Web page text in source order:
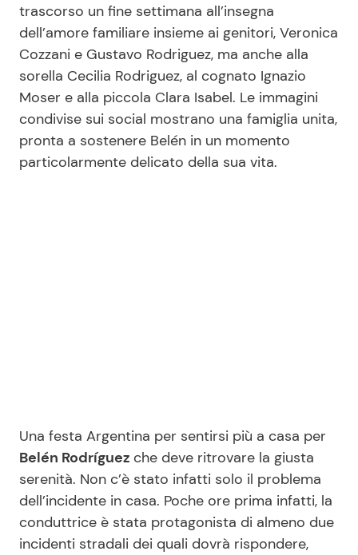
Salute
Viaggi e Turismo
Festività
Ricette Facili e Veloci
Ricette Feste
Ricette per Bambini
Pubblicità
Privacy Policy
trascorso un fine settimana all’insegna
dell’amore familiare insieme ai genitori, Veronica
Cozzani e Gustavo Rodriguez, ma anche alla
sorella Cecilia Rodriguez, al cognato Ignazio
Moser e alla piccola Clara Isabel. Le immagini
condivise sui social mostrano una famiglia unita,
pronta a sostenere Belén in un momento
particolarmente delicato della sua vita.
Una festa Argentina per sentirsi più a casa per
Belén Rodríguez che deve ritrovare la giusta
serenità. Non c’è stato infatti solo il problema
dell’incidente in casa. Poche ore prima infatti, la
conduttrice è stata protagonista di almeno due
incidenti stradali dei quali dovrà rispondere,